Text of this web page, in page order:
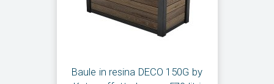
Baule in resina DECO 150G by